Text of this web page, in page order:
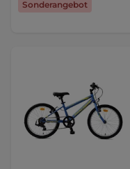
Sonderangebot